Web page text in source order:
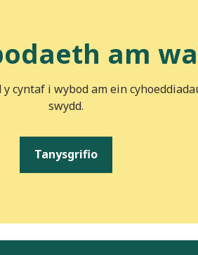
am
cyntaf i wybod am ein
swydd.
Tanysgrifio